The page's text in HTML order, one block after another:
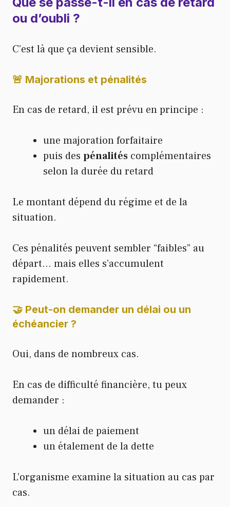
ou d’oubli ?
C’est là que ça devient sensible.
🚨 Majorations et pénalités
En cas de retard, il est prévu en principe :
une majoration forfaitaire
puis des pénalités complémentaires
selon la durée du retard
Le montant dépend du régime et de la
situation.
Ces pénalités peuvent sembler “faibles” au
départ… mais elles s’accumulent
rapidement.
🤝 Peut-on demander un délai ou un
échéancier ?
Oui, dans de nombreux cas.
En cas de difficulté financière, tu peux
demander :
un délai de paiement
un étalement de la dette
L’organisme examine la situation au cas par
cas.